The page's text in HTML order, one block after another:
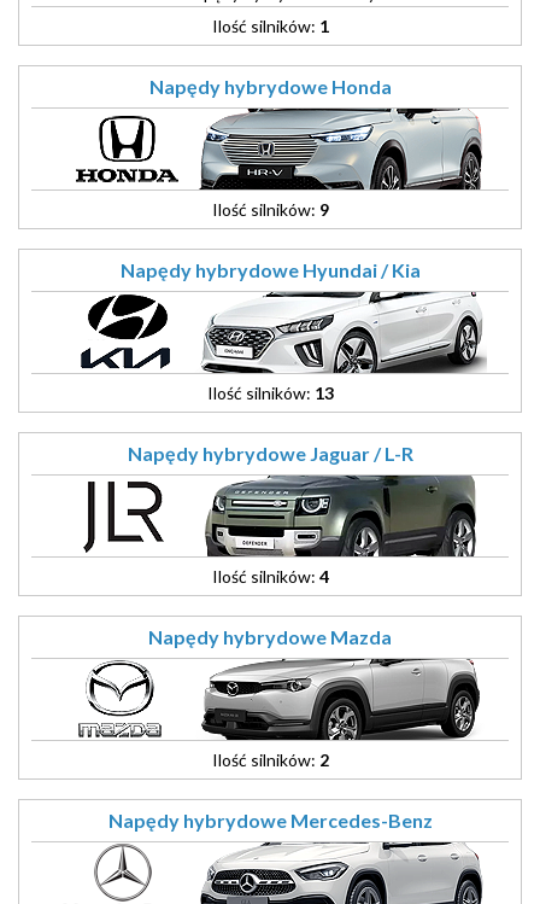
Ilość silników: 1
Napędy hybrydowe Honda
Ilość silników: 9
Napędy hybrydowe Hyundai / Kia
Ilość silników: 13
Napędy hybrydowe Jaguar / L-R
Ilość silników: 4
Napędy hybrydowe Mazda
Ilość silników: 2
Napędy hybrydowe Mercedes-Benz